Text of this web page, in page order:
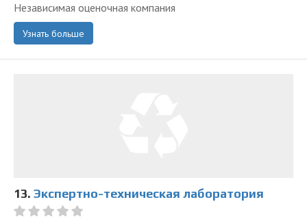
Независимая оценочная компания
Узнать больше
13. Экспертно-техническая лаборатория